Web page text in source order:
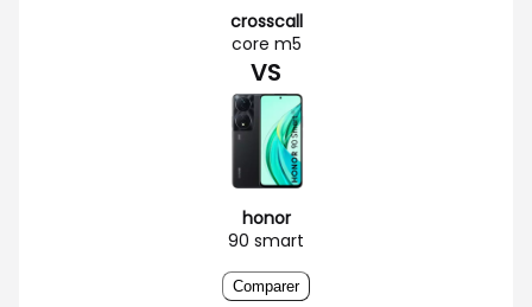
crosscall
core m5
VS
honor
90 smart
Comparer